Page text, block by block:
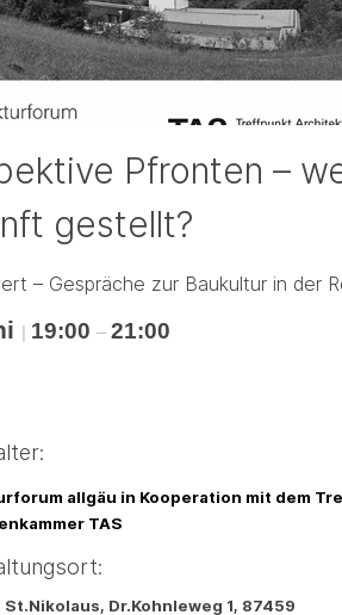
Pfronten –
gestellt?
– Gespräche zur Baukultur in der
| 19:00 – 21:00
allgäu in Kooperation mit dem
TAS
Dr.Kohnleweg 1, 87459